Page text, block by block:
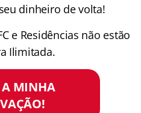
dinheiro de volta!
e Residências não estão
Ilimitada.
A MINHA